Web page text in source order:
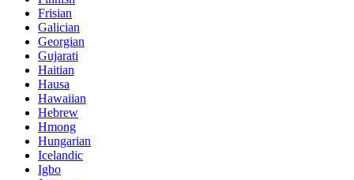
Frisian
Galician
Georgian
Gujarati
Haitian
Hausa
Hawaiian
Hebrew
Hmong
Hungarian
Icelandic
Igbo